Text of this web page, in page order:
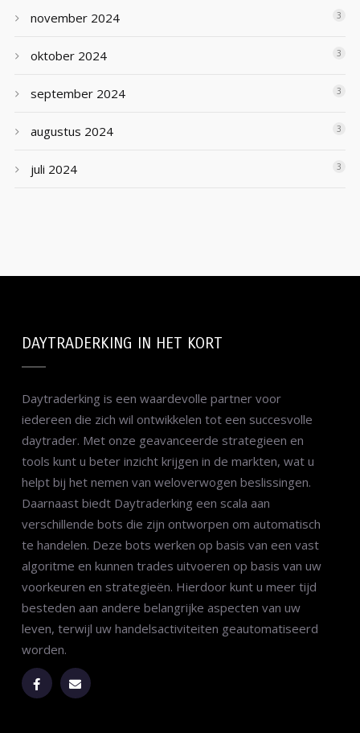
november 2024 3
oktober 2024 3
september 2024 3
augustus 2024 3
juli 2024 3
DAYTRADERKING IN HET KORT
Daytraderking is een waardevolle partner voor
iedereen die zich wil ontwikkelen tot een succesvolle
daytrader. Met onze geavanceerde strategieen en
tools kunt u beter inzicht krijgen in de markten, wat u
helpt bij het nemen van weloverwogen beslissingen.
Daarnaast biedt Daytraderking een scala aan
verschillende bots die zijn ontworpen om automatisch
te handelen. Deze bots werken op basis van een vast
algoritme en kunnen trades uitvoeren op basis van uw
voorkeuren en strategieën. Hierdoor kunt u meer tijd
besteden aan andere belangrijke aspecten van uw
leven, terwijl uw handelsactiviteiten geautomatiseerd
worden.